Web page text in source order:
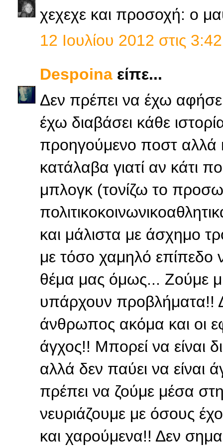
χεχεχε και προσοχή: ο
12 Ιουλίου 2012 στις
Despoina είπε...
Δεν πρέπει να έχω
έχω διαβάσει κάθε
προηγούμενο ποστ αλλά
κατάλαβα γιατί αν κάτι
μπλογκ (τονίζω το
και μάλιστα με άσχημο
με τόσο χαμηλό επίπεδο
θέμα μας όμως... Ζούμε
υπάρχουν προβλήματα!!
άνθρωπος ακόμα και οι
άγχος!! Μπορεί να είναι
αλλά δεν παύει να είναι
πρέπει να ζούμε μέσα
νευριάζουμε με όσους
και χαρούμενα!! Δεν